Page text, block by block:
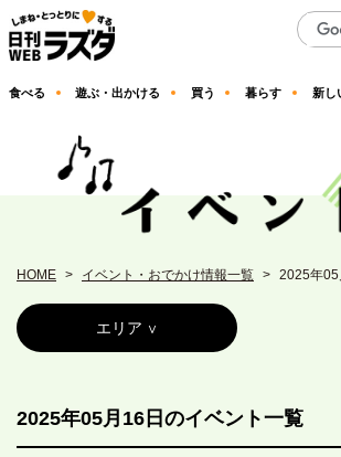
食べる 遊ぶ・出かける 買う 暮らす 新し
HOME イベント・おでかけ情報一覧 2025年05
エリア
2025年05月16日のイベント一覧